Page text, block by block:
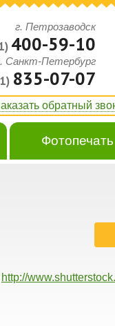
г. Петрозаводск
400-59-10
Санкт-Петербург
835-07-07
обратный
Фотопечать
http://